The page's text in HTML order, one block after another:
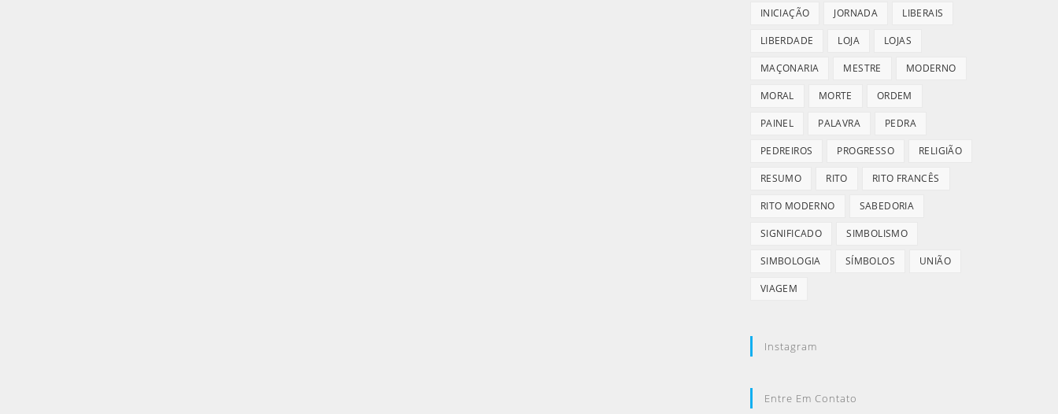
INICIAÇÃO JORNADA LIBERAIS
LIBERDADE LOJA LOJAS
MAÇONARIA MESTRE MODERNO
MORAL MORTE ORDEM
PAINEL PALAVRA PEDRA
PEDREIROS PROGRESSO RELIGIÃO
RESUMO RITO RITO FRANCÊS
RITO MODERNO SABEDORIA
SIGNIFICADO SIMBOLISMO
SIMBOLOGIA SÍMBOLOS UNIÃO
VIAGEM
Instagram
Entre Em Contato